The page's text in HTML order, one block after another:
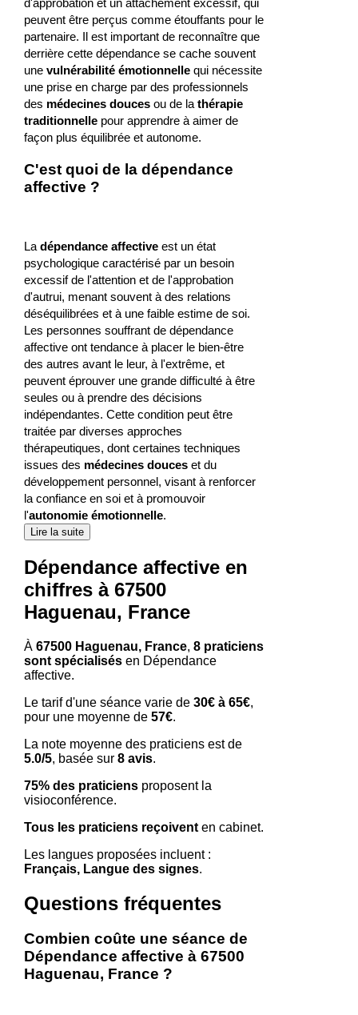
d'approbation et un attachement excessif, qui
peuvent être perçus comme étouffants pour le
partenaire. Il est important de reconnaître que
derrière cette dépendance se cache souvent
une vulnérabilité émotionnellequi nécessite
une prise en charge par des professionnels
des médecines doucesou de la thérapie
traditionnellepour apprendre à aimer de
façon plus équilibrée et autonome.
C'est quoi de la dépendance
affective ?
La dépendance affectiveest un état
psychologique caractérisé par un besoin
excessif de l'attention et de l'approbation
d'autrui, menant souvent à des relations
déséquilibrées et à une faible estime de soi.
Les personnes souffrant de dépendance
affective ont tendance à placer le bien-être
des autres avant le leur, à l'extrême, et
peuvent éprouver une grande difficulté à être
seules ou à prendre des décisions
indépendantes. Cette condition peut être
traitée par diverses approches
thérapeutiques, dont certaines techniques
issues des médecines douceset du
développement personnel, visant à renforcer
la confiance en soi et à promouvoir
l'autonomie émotionnelle.
Lire la suite
Dépendance affective en
chiffres à 67500
Haguenau, France
À 67500 Haguenau, France, 8 praticiens
sont spécialisésen Dépendance
affective.
Le tarif d'une séance varie de 30€ à 65€,
pour une moyenne de 57€.
La note moyenne des praticiens est de
5.0/5, basée sur 8 avis.
75% des praticiensproposent la
visioconférence.
Tous les praticiens reçoiventen cabinet.
Les langues proposées incluent :
Français, Langue des signes.
Questions fréquentes
Combien coûte une séance de
Dépendance affective à 67500
Haguenau, France ?